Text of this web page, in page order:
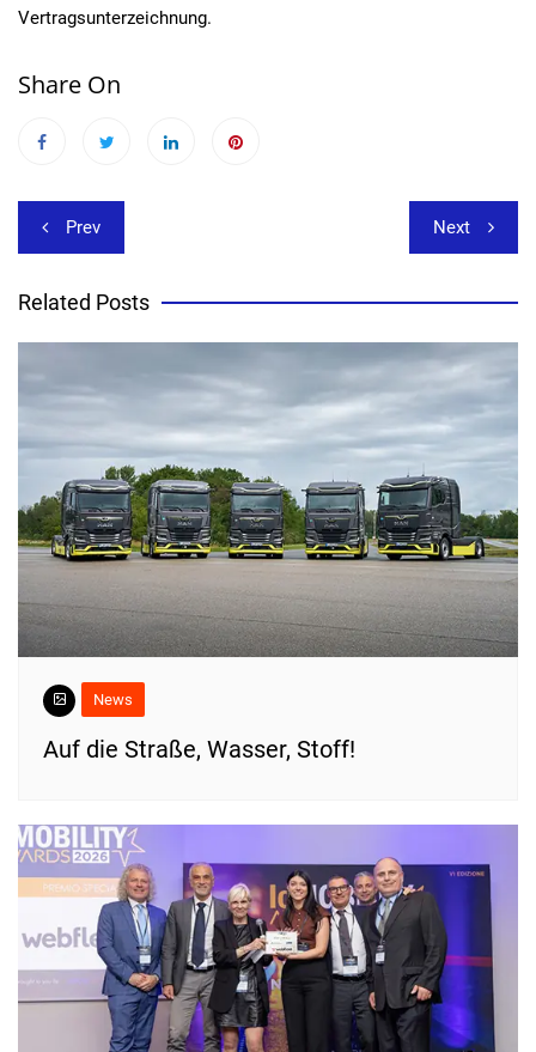
Vertragsunterzeichnung.
Share On
Beitragsnavigation
Prev Next
Related Posts
News
​Auf die Straße, Wasser, Stoff!